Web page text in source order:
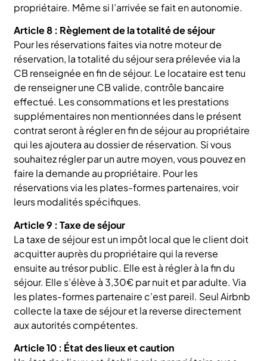
propriétaire. Même si l’arrivée se fait en autonomie.
Article 8 : Règlement de la totalité de séjour
Pour les réservations faites via notre moteur de
réservation, la totalité du séjour sera prélevée via la
CB renseignée en fin de séjour. Le locataire est tenu
de renseigner une CB valide, contrôle bancaire
effectué. Les consommations et les prestations
supplémentaires non mentionnées dans le présent
contrat seront à régler en fin de séjour au propriétaire
qui les ajoutera au dossier de réservation. Si vous
souhaitez régler par un autre moyen, vous pouvez en
faire la demande au propriétaire. Pour les
réservations via les plates-formes partenaires, voir
leurs modalités spécifiques.
Article 9 : Taxe de séjour
La taxe de séjour est un impôt local que le client doit
acquitter auprès du propriétaire qui la reverse
ensuite au trésor public. Elle est à régler à la fin du
séjour. Elle s’élève à 3,30€ par nuit et par adulte. Via
les plates-formes partenaire c’est pareil. Seul Airbnb
collecte la taxe de séjour et la reverse directement
aux autorités compétentes.
Article 10 : État des lieux et caution